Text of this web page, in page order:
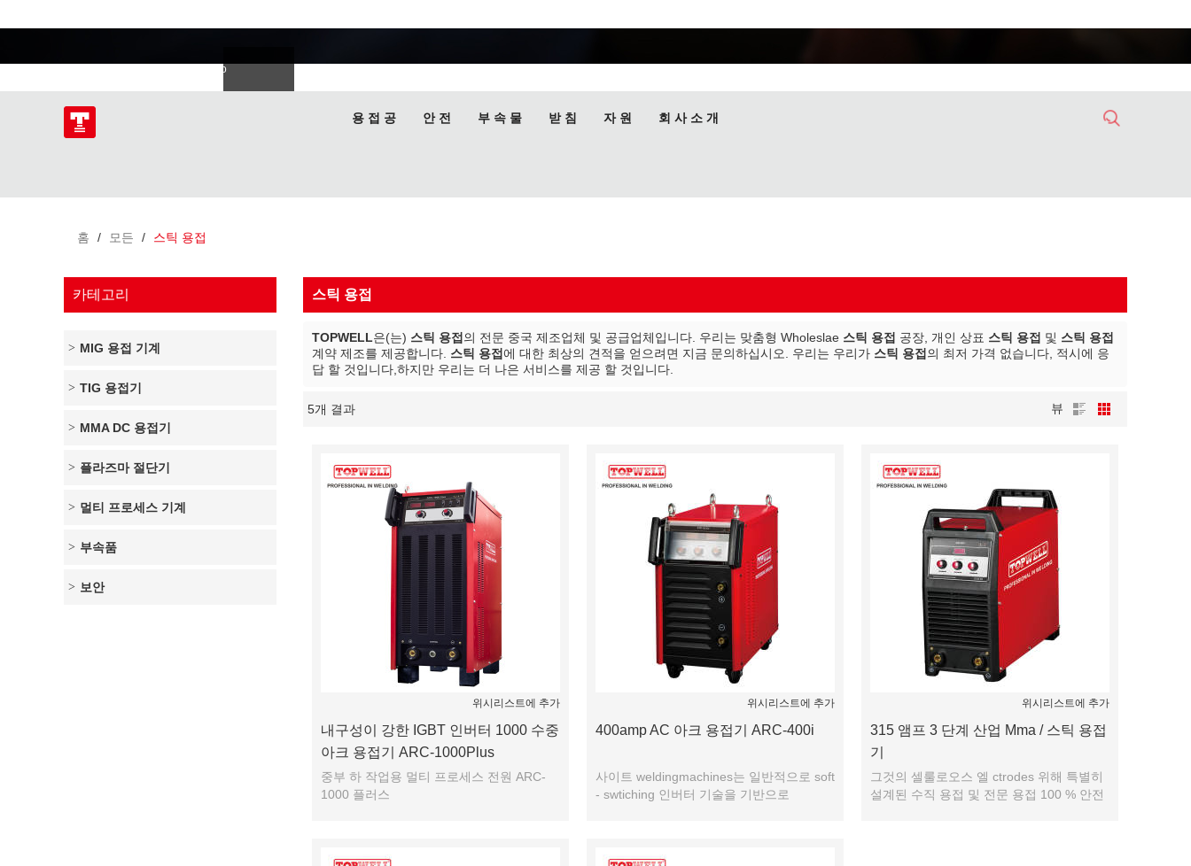
Italiano
Polski 용 접 공 안 전 부 속 물 받 침 자 원 회 사 소 개
홈 / 모든 / 스틱 용접
카테고리
MIG 용접 기계
TIG 용접기
MMA DC 용접기
플라즈마 절단기
멀티 프로세스 기계
부속품
보안
스틱 용접
TOPWELL은(는) 스틱 용접 의 전문 중국 제조업체 및 공급업체입니다. 우리는 맞춤형 Wholeslae 스틱 용접 공장, 개인 상표 스틱 용접 및 스틱 용접
계약 제조를 제공합니다. 스틱 용접에 대한 최상의 견적을 얻으려면 지금 문의하십시오. 우리는 우리가 스틱 용접 의 최저 가격 없습니다, 적시에 응
답 할 것입니다,하지만 우리는 더 나은 서비스를 제공 할 것입니다.
5개 결과 뷰
위시리스트에 추가
내구성이 강한 IGBT 인버터 1000 수중
아크 용접기 ARC-1000Plus
중부 하 작업용 멀티 프로세스 전원 ARC-
1000 플러스
위시리스트에 추가
400amp AC 아크 용접기 ARC-400i
사이트 weldingmachines는 일반적으로 soft
- swtiching 인버터 기술을 기반으로
위시리스트에 추가
315 앰프 3 단계 산업 Mma / 스틱 용접
기
그것의 셀룰로오스 엘 ctrodes 위해 특별히
설계된 수직 용접 및 전문 용접 100 % 안전